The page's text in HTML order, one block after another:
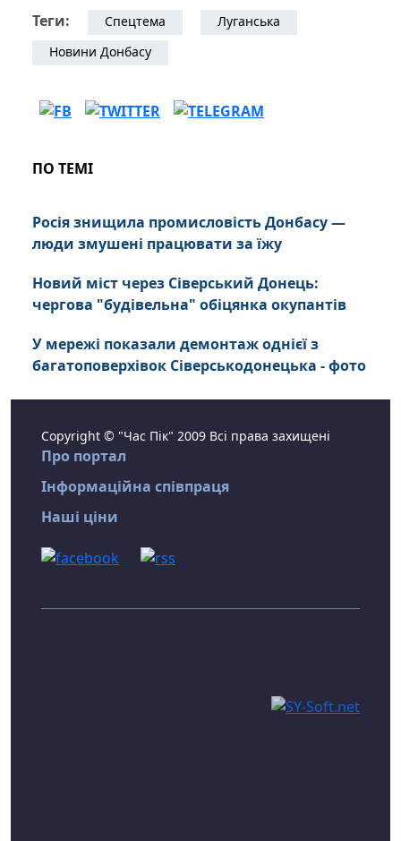
Теги: Спецтема
Луганська
Новини Донбасу
ПО ТЕМІ
Росія знищила промисловість Донбасу —
люди змушені працювати за їжу
Новий міст через Сіверський Донець:
чергова "будівельна" обіцянка окупантів
У мережі показали демонтаж однієї з
багатоповерхівок Сіверськодонецька - фото
Copyright © "Час Пік" 2009 Всі права захищені
Про портал
Інформаційна співпраця
Наші ціни